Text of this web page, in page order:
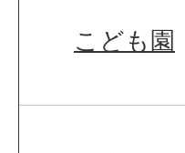
こども園